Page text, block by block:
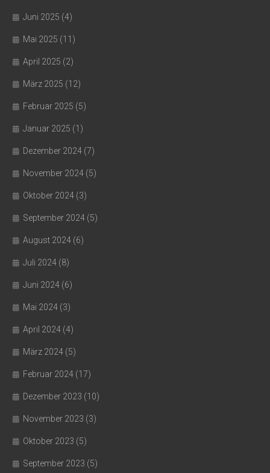
Juni 2025 (4)
Mai 2025 (11)
April 2025 (2)
März 2025 (12)
Februar 2025 (5)
Januar 2025 (1)
Dezember 2024 (7)
November 2024 (5)
Oktober 2024 (3)
September 2024 (5)
August 2024 (6)
Juli 2024 (8)
Juni 2024 (6)
Mai 2024 (3)
April 2024 (4)
März 2024 (5)
Februar 2024 (17)
Dezember 2023 (10)
November 2023 (3)
Oktober 2023 (5)
September 2023 (5)